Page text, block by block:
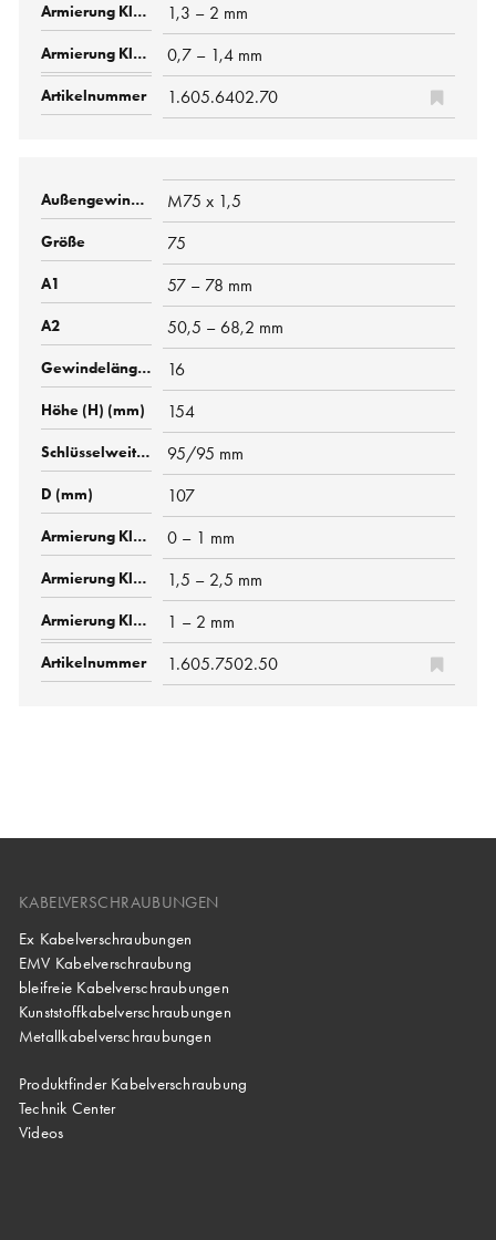
1,3 – 2 mm
0,7 – 1,4 mm
1.605.6402.70
M75 x 1,5
75
57 – 78 mm
50,5 – 68,2 mm
16
154
95/95 mm
107
0 – 1 mm
1,5 – 2,5 mm
1 – 2 mm
1.605.7502.50
KABELVERSCHRAUBUNGEN
Ex Kabelverschraubungen
EMV Kabelverschraubung
bleifreie Kabelverschraubungen
Kunststoffkabelverschraubungen
Metallkabelverschraubungen
Produktfinder Kabelverschraubung
Technik Center
Videos